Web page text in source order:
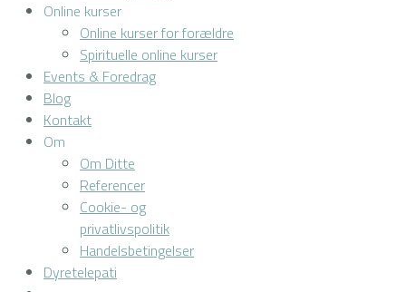
Online kurser
Online kurser for forældre
Spirituelle online kurser
Events & Foredrag
Blog
Kontakt
Om
Om Ditte
Referencer
Cookie- og
privatlivspolitik
Handelsbetingelser
Dyretelepati